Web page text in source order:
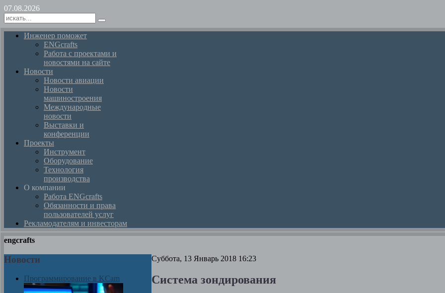
07.08.2026
Инженер поможет
ENGcrafts
Работа с проектами и
новостями на сайте
Новости
Новости авиации
Новости
машиностроения
Международные
новости
Выставки и
конференции
Проекты
Инструмент
Оборудование
Технология
производства
О компании
Работа ENGcrafts
Обязанности и права
пользователей услуг
Рекламодателям и инвесторам
engcrafts
Суббота, 13 Январь 2018 16:23
Система зондирования
Новости
Программирование в KCam